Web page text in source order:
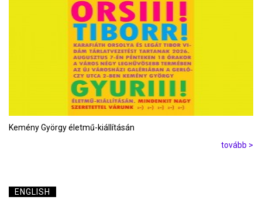
Kemény György életmű-kiállításán
tovább >
ENGLISH